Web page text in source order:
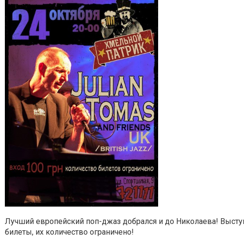
Лучший европейский поп-джаз добрался и до Николаева!
билеты, их количество ограничено!